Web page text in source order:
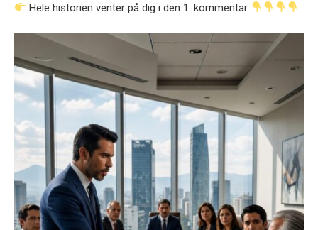
Hele historien venter på dig i den 1. kommentar .